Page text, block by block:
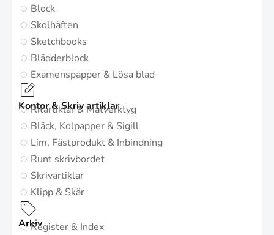
Block
Skolhäften
Sketchbooks
Blädderblock
Examenspapper & Lösa blad
Kontor & Skriv artiklar
Ritartiklar & Mätverktyg
Bläck, Kolpapper & Sigill
Lim, Fästprodukt & Inbindning
Runt skrivbordet
Skrivartiklar
Klipp & Skär
ArkivRegister & Index